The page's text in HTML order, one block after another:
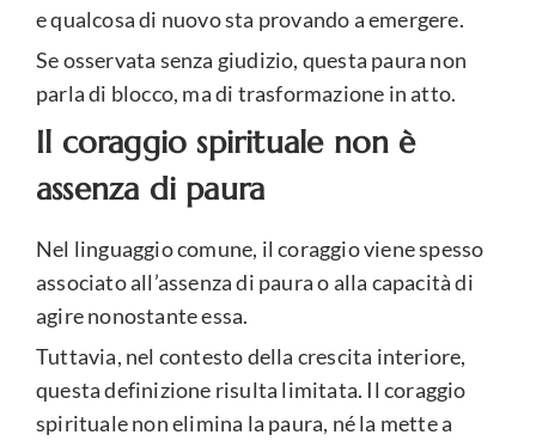
e qualcosa di nuovo sta provando a emergere.
Se osservata senza giudizio, questa paura non
parla di blocco, ma di trasformazione in atto.
Il coraggio spirituale non è
assenza di paura
Nel linguaggio comune, il coraggio viene spesso
associato all’assenza di paura o alla capacità di
agire nonostante essa.
Tuttavia, nel contesto della crescita interiore,
questa definizione risulta limitata. Il coraggio
spirituale non elimina la paura, né la mette a